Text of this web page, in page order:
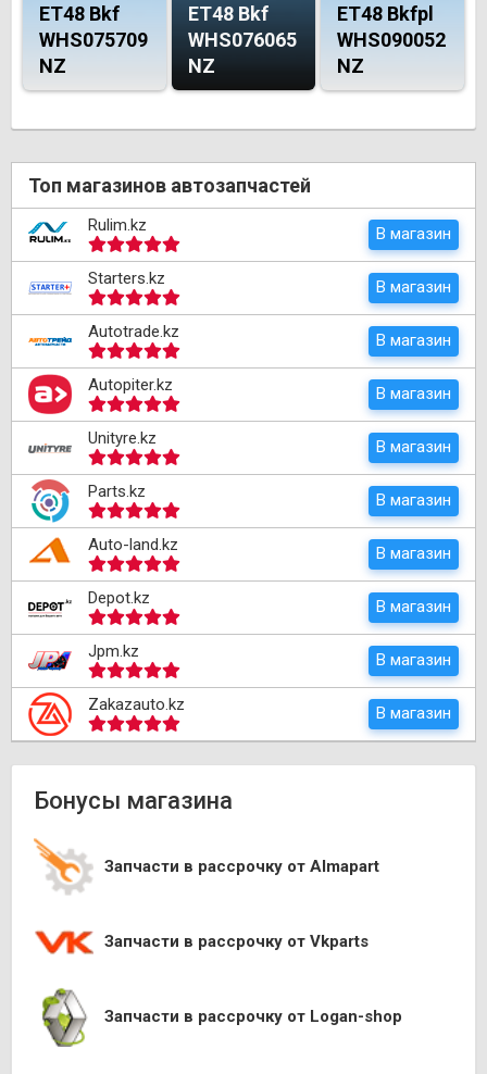
ET48 Bkf
WHS075709
NZ
ET48 Bkf
WHS076065
NZ
ET48 Bkfpl
WHS090052
NZ
Топ магазинов автозапчастей
Rulim.kz В магазин
Starters.kz В магазин
Autotrade.kz В магазин
Autopiter.kz В магазин
Unityre.kz В магазин
Parts.kz В магазин
Auto-land.kz В магазин
Depot.kz В магазин
Jpm.kz В магазин
Zakazauto.kz В магазин
Бонусы магазина
Запчасти в рассрочку от Almapart
Запчасти в рассрочку от Vkparts
Запчасти в рассрочку от Logan-shop